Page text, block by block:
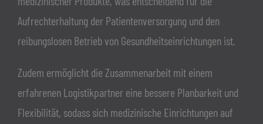
Aufrechterhaltung der Patientenversorgung und den
reibungslosen Betrieb von Gesundheitseinrichtungen ist.
Zudem ermöglicht die Zusammenarbeit mit einem
erfahrenen Logistikpartner eine bessere Planbarkeit und
Flexibilität, sodass sich medizinische Einrichtungen auf